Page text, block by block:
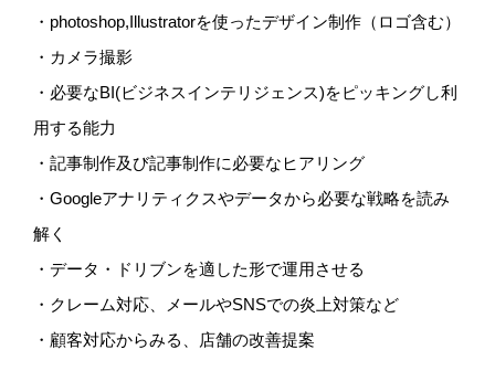
・photoshop,Illustratorを使ったデザイン制作（ロゴ含む）
・カメラ撮影
・必要なBI(ビジネスインテリジェンス)をピッキングし利
用する能力
・記事制作及び記事制作に必要なヒアリング
・Googleアナリティクスやデータから必要な戦略を読み
解く
・データ・ドリブンを適した形で運用させる
・クレーム対応、メールやSNSでの炎上対策など
・顧客対応からみる、店舗の改善提案